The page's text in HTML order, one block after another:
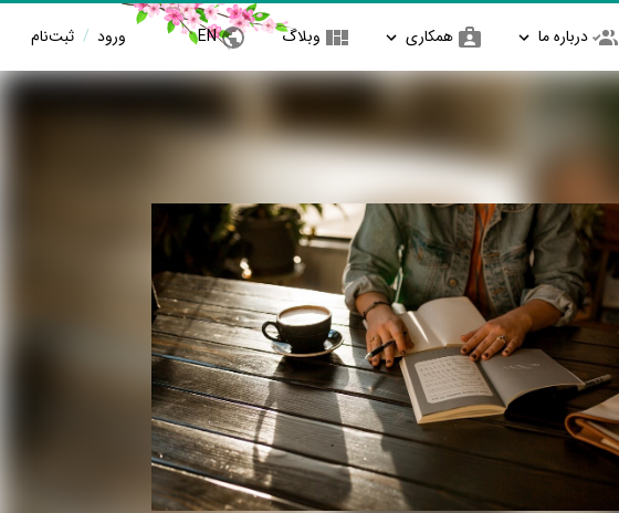
درباره ما همکاری وبلاگ EN ورود / ثبت‌نام